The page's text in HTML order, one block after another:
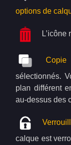
options de
Copie
sélectionnés.
plan différent
au-dessus des
calque est